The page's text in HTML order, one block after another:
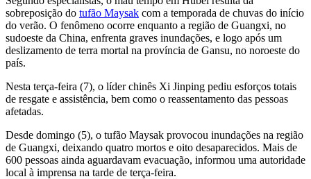
sobreposição do tufão Maysak com a temporada de chuvas do início
do verão. O fenômeno ocorre enquanto a região de Guangxi, no
sudoeste da China, enfrenta graves inundações, e logo após um
deslizamento de terra mortal na província de Gansu, no noroeste do
país.
Nesta terça-feira (7), o líder chinês Xi Jinping pediu esforços totais
de resgate e assistência, bem como o reassentamento das pessoas
afetadas.
Desde domingo (5), o tufão Maysak provocou inundações na região
de Guangxi, deixando quatro mortos e oito desaparecidos. Mais de
600 pessoas ainda aguardavam evacuação, informou uma autoridade
local à imprensa na tarde de terça-feira.